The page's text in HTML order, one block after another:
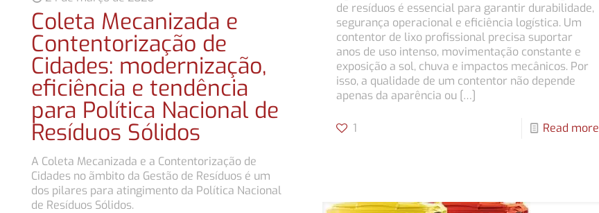
Coleta Mecanizada e
Contentorização de
Cidades: modernização,
eficiência e tendência
para Política Nacional de
Resíduos Sólidos
A Coleta Mecanizada e a Contentorização de
Cidades no ãmbito da Gestão de Resíduos é um
dos pilares para atingimento da Política Nacional
de Resíduos Sólidos.
de resíduos é essencial para garantir durabilidade,
segurança operacional e eficiência logística. Um
contentor de lixo profissional precisa suportar
anos de uso intenso, movimentação constante e
exposição a sol, chuva e impactos mecânicos. Por
isso, a qualidade de um contentor não depende
apenas da aparência ou […]
1 Read more